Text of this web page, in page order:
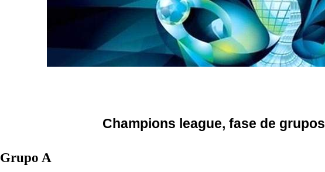
Champions league, fase de grupos
Grupo A